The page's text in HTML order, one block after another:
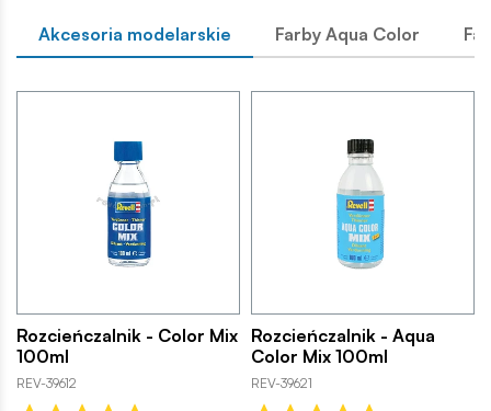
Akcesoria modelarskie Farby Aqua Color
Rozcieńczalnik - Color Mix
100ml
REV-39612
Rozcieńczalnik - Aqua
Color Mix 100ml
REV-39621